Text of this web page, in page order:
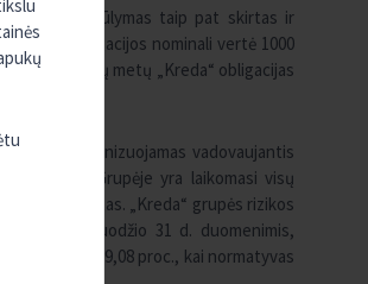
Pasiūlymas taip pat skirtas ir
vienos obligacijos nominali vertė 1000
septynerių metų „Kreda“ obligacijas
organizuojamas vadovaujantis
praktika. Grupėje yra laikomasi visų
auditas. „Kreda“ grupės rizikos
2021 m. gruodžio 31 d. duomenimis,
siekė 19,08 proc., kai normatyvas